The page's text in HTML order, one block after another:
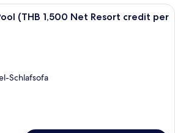
Minibar, Zimmersafe, Schreibtisch,
(THB 1,500 Net Resort credit per
Schlafsofa